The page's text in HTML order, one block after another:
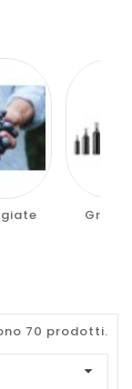
70 prodotti.
